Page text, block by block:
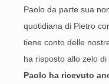
Paolo da parte sua
quotidiana di Pietro
tiene conto delle
ha risposto allo zelo
Paolo ha ricevuto